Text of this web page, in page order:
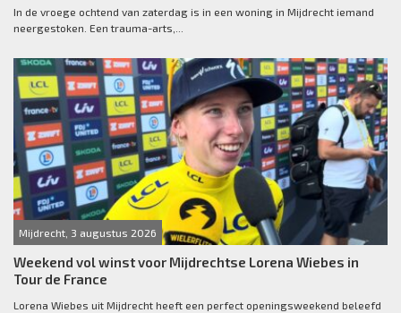
In de vroege ochtend van zaterdag is in een woning in Mijdrecht iemand
neergestoken. Een trauma-arts,...
Mijdrecht, 3 augustus 2026
Weekend vol winst voor Mijdrechtse Lorena Wiebes in
Tour de France
Lorena Wiebes uit Mijdrecht heeft een perfect openingsweekend beleefd